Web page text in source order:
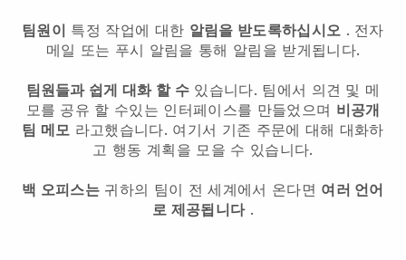
팀원이 특정 작업에 대한 알림을 받도록하십시오 . 전자
메일 또는 푸시 알림을 통해 알림을 받게됩니다.
팀원들과 쉽게 대화 할 수 있습니다. 팀에서 의견 및 메
모를 공유 할 수있는 인터페이스를 만들었으며 비공개
팀 메모 라고했습니다. 여기서 기존 주문에 대해 대화하
고 행동 계획을 모을 수 있습니다.
백 오피스는 귀하의 팀이 전 세계에서 온다면 여러 언어
로 제공됩니다.